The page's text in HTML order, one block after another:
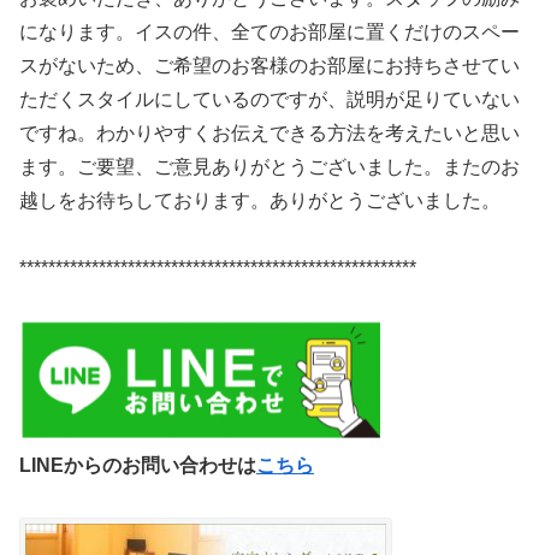
になります。イスの件、全てのお部屋に置くだけのスペー
スがないため、ご希望のお客様のお部屋にお持ちさせてい
ただくスタイルにしているのですが、説明が足りていない
ですね。わかりやすくお伝えできる方法を考えたいと思い
ます。ご要望、ご意見ありがとうございました。またのお
越しをお待ちしております。ありがとうございました。
*******************************************************
LINEからのお問い合わせはこちら